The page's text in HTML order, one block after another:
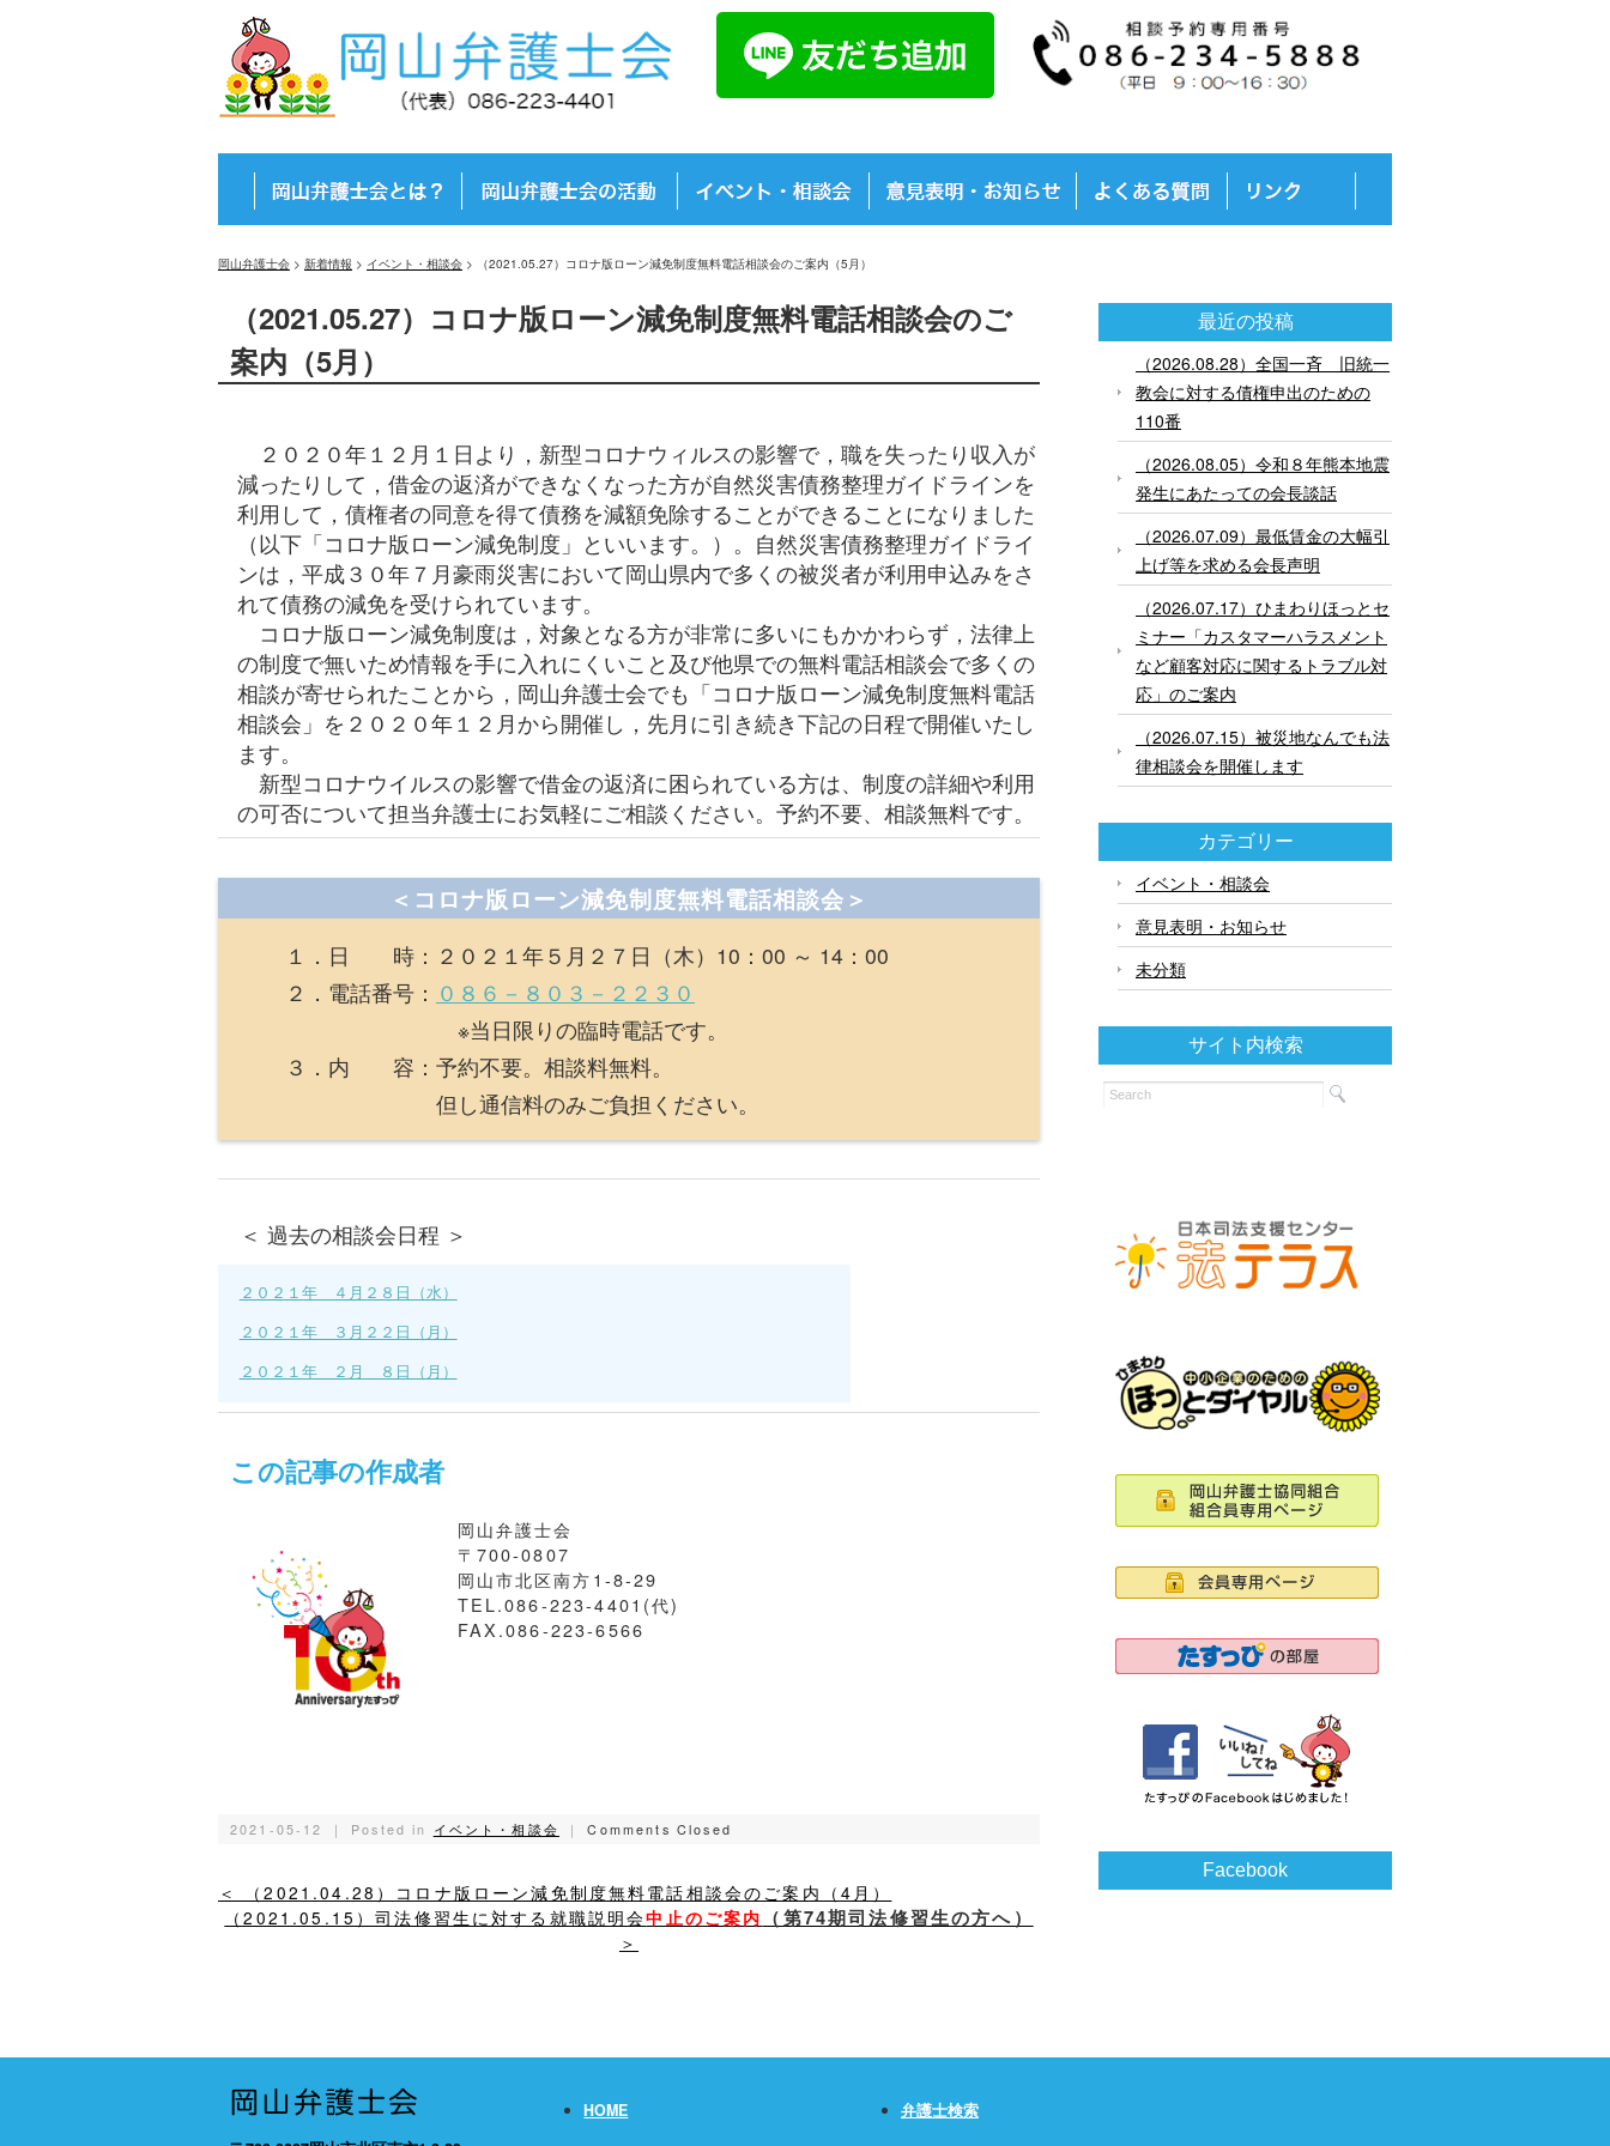
岡山弁護士会 > 新着情報 > イベント・相談会 > （2021.05.27）コロナ版ローン減免制度無料電話相談会のご案内（5月）
（2021.05.27）コロナ版ローン減免制度無料電話相談会のご
案内（5月）
２０２０年１２月１日より，新型コロナウィルスの影響で，職を失ったり収入が
減ったりして，借金の返済ができなくなった方が自然災害債務整理ガイドラインを
利用して，債権者の同意を得て債務を減額免除することができることになりました
（以下「コロナ版ローン減免制度」といいます。）。自然災害債務整理ガイドライ
ンは，平成３０年７月豪雨災害において岡山県内で多くの被災者が利用申込みをさ
れて債務の減免を受けられています。
コロナ版ローン減免制度は，対象となる方が非常に多いにもかかわらず，法律上
の制度で無いため情報を手に入れにくいこと及び他県での無料電話相談会で多くの
相談が寄せられたことから，岡山弁護士会でも「コロナ版ローン減免制度無料電話
相談会」を２０２０年１２月から開催し，先月に引き続き下記の日程で開催いたし
ます。
新型コロナウイルスの影響で借金の返済に困られている方は、制度の詳細や利用
の可否について担当弁護士にお気軽にご相談ください。予約不要、相談無料です。
＜コロナ版ローン減免制度無料電話相談会＞
１．日 時：２０２１年５月２７日（木）10：00 ～ 14：00
２．電話番号： ０８６－８０３－２２３０
※当日限りの臨時電話です。
３．内 容：予約不要。相談料無料。
但し通信料のみご負担ください。
＜ 過去の相談会日程 ＞
２０２１年 ４月２８日（水）
２０２１年 ３月２２日（月）
２０２１年 ２月 ８日（月）
２０２１年 １月２５日（月）
２０２０年１２月２１日（月）
この記事の作成者
岡山弁護士会
〒700-0807
岡山市北区南方1-8-29
TEL.086-223-4401(代)
FAX.086-223-6566
2021-05-12 ｜ Posted in イベント・相談会 ｜Comments Closed
＜ （2021.04.28）コロナ版ローン減免制度無料電話相談会のご案内（4月）
（2021.05.15）司法修習生に対する就職説明会中止のご案内 （第74期司法修習生の方へ）
＞
最近の投稿
（2026.08.28）全国一斉 旧統一
教会に対する債権申出のための
110番
（2026.08.05）令和８年熊本地震
発生にあたっての会長談話
（2026.07.09）最低賃金の大幅引
上げ等を求める会長声明
（2026.07.17）ひまわりほっとセ
ミナー「カスタマーハラスメント
など顧客対応に関するトラブル対
応」のご案内
（2026.07.15）被災地なんでも法
律相談会を開催します
カテゴリー
イベント・相談会
意見表明・お知らせ
未分類
サイト内検索
Facebook
HOME 弁護士検索